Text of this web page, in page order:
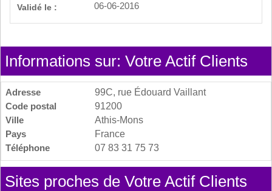
Validé le :
06-06-2016
Informations sur: Votre Actif Clients
Adresse
99C, rue Édouard Vaillant
Code postal
91200
Ville
Athis-Mons
Pays
France
Téléphone
07 83 31 75 73
Sites proches de Votre Actif Clients